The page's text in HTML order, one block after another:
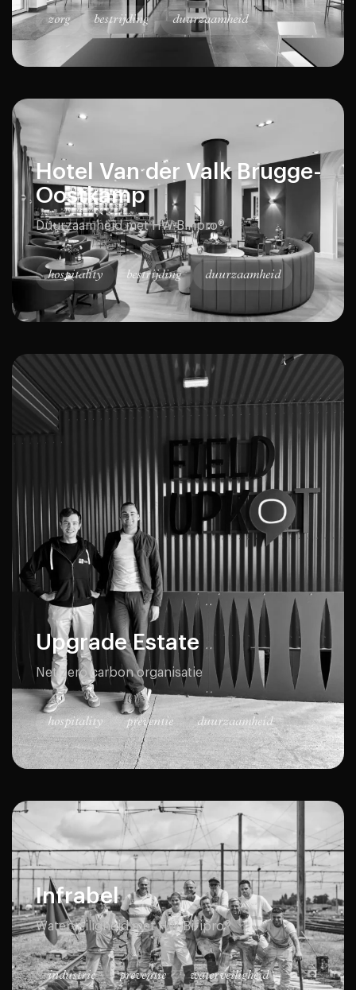
zorg bestrijding duurzaamheid
Hotel Van der Valk Brugge-
Oostkamp
Duurzaamheid met HW Bifipro®
hospitality bestrijding duurzaamheid
Upgrade Estate
Net zero carbon organisatie
hospitality preventie duurzaamheid
Infrabel
Waterveiligheid met HW Bifipro®
industrie preventie waterveiligheid